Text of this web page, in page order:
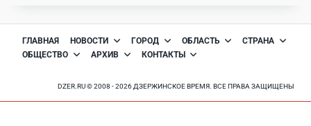
ГЛАВНАЯ НОВОСТИ ГОРОД ОБЛАСТЬ
СТРАНА
ОБЩЕСТВО
АРХИВ КОНТАКТЫ
DZER.RU © 2008 - 2026 ДЗЕРЖИНСКОЕ ВРЕМЯ. ВСЕ ПРАВА ЗАЩИЩЕНЫ